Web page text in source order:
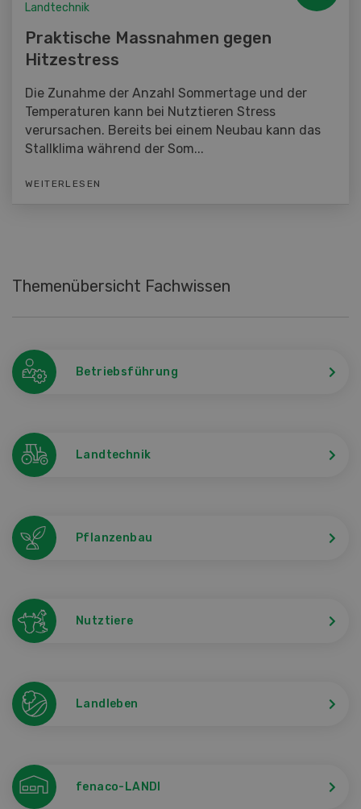
Landtechnik
Praktische Massnahmen gegen
Hitzestress
Die Zunahme der Anzahl Sommertage und der
Temperaturen kann bei Nutztieren Stress
verursachen. Bereits bei einem Neubau kann das
Stallklima während der Som...
WEITERLESEN
Themenübersicht Fachwissen
Betriebsführung
Landtechnik
Pflanzenbau
Nutztiere
Landleben
fenaco-LANDI